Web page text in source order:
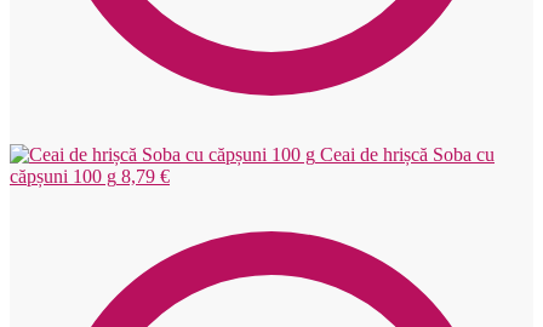
Ceai de hrișcă Soba cu
căpșuni 100 g 8,79 €